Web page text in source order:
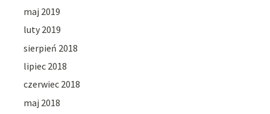
maj 2019
luty 2019
sierpień 2018
lipiec 2018
czerwiec 2018
maj 2018